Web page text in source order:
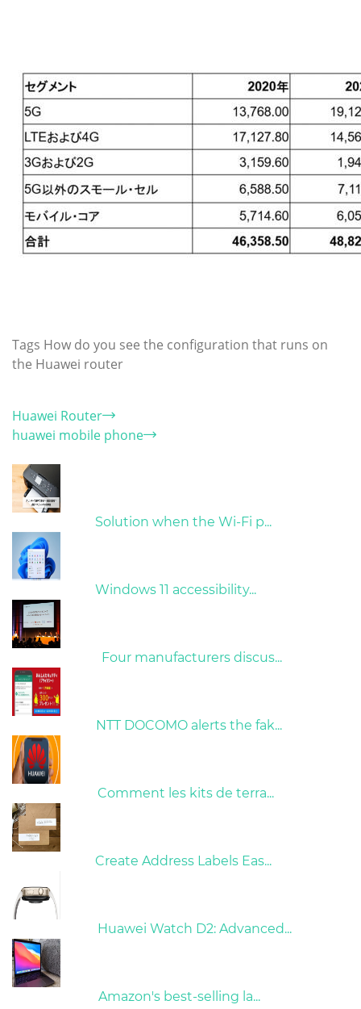
Tags How do you see the configuration that runs on
the Huawei router
Huawei Router
huawei mobile phone
Solution when the Wi-Fi p...
Windows 11 accessibility...
Four manufacturers discus...
NTT DOCOMO alerts the fak...
Comment les kits de terra...
Create Address Labels Eas...
Huawei Watch D2: Advanced...
Amazon's best-selling la...